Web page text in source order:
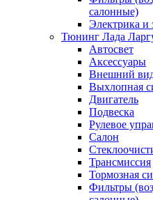
салонные)
Электрика и
Тюнинг Лада
Автосвет
Аксессуары
Внешний
Выхлопная
Двигатель
Подвеска
Рулевое
Салон
Трансмиссия
Тормозная
Фильтры